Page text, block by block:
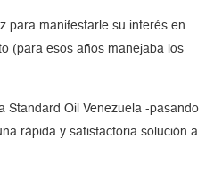
para manifestarle su interés en
(para esos años manejaba los
Standard Oil Venezuela -pasando
rápida y satisfactoria solución a